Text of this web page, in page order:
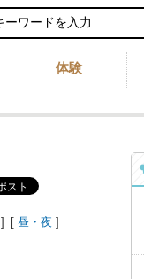
体験
[ 昼・夜 ]
]